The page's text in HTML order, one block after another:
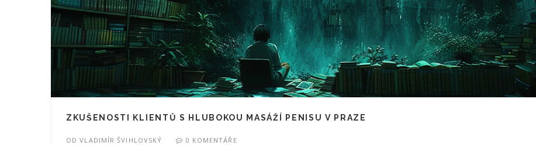
ZKUŠENOSTI KLIENTŮ S HLUBOKOU MASÁŽÍ PENISU V PRAZE
ODVLADIMÍR ŠVIHLOVSKÝ 0 KOMENTÁŘE